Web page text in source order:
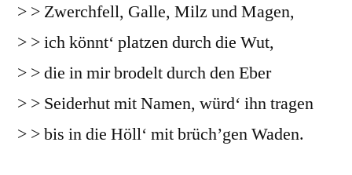
> > Zwerchfell, Galle, Milz und Magen,
> > ich könnt‘ platzen durch die Wut,
> > die in mir brodelt durch den Eber
> > Seiderhut mit Namen, würd‘ ihn tragen
> > bis in die Höll‘ mit brüch’gen Waden.